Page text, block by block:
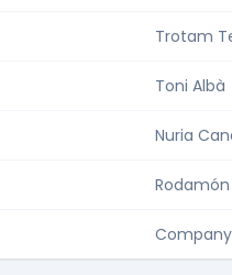
Trotam
Toni Albà
Nuria
Rodamón